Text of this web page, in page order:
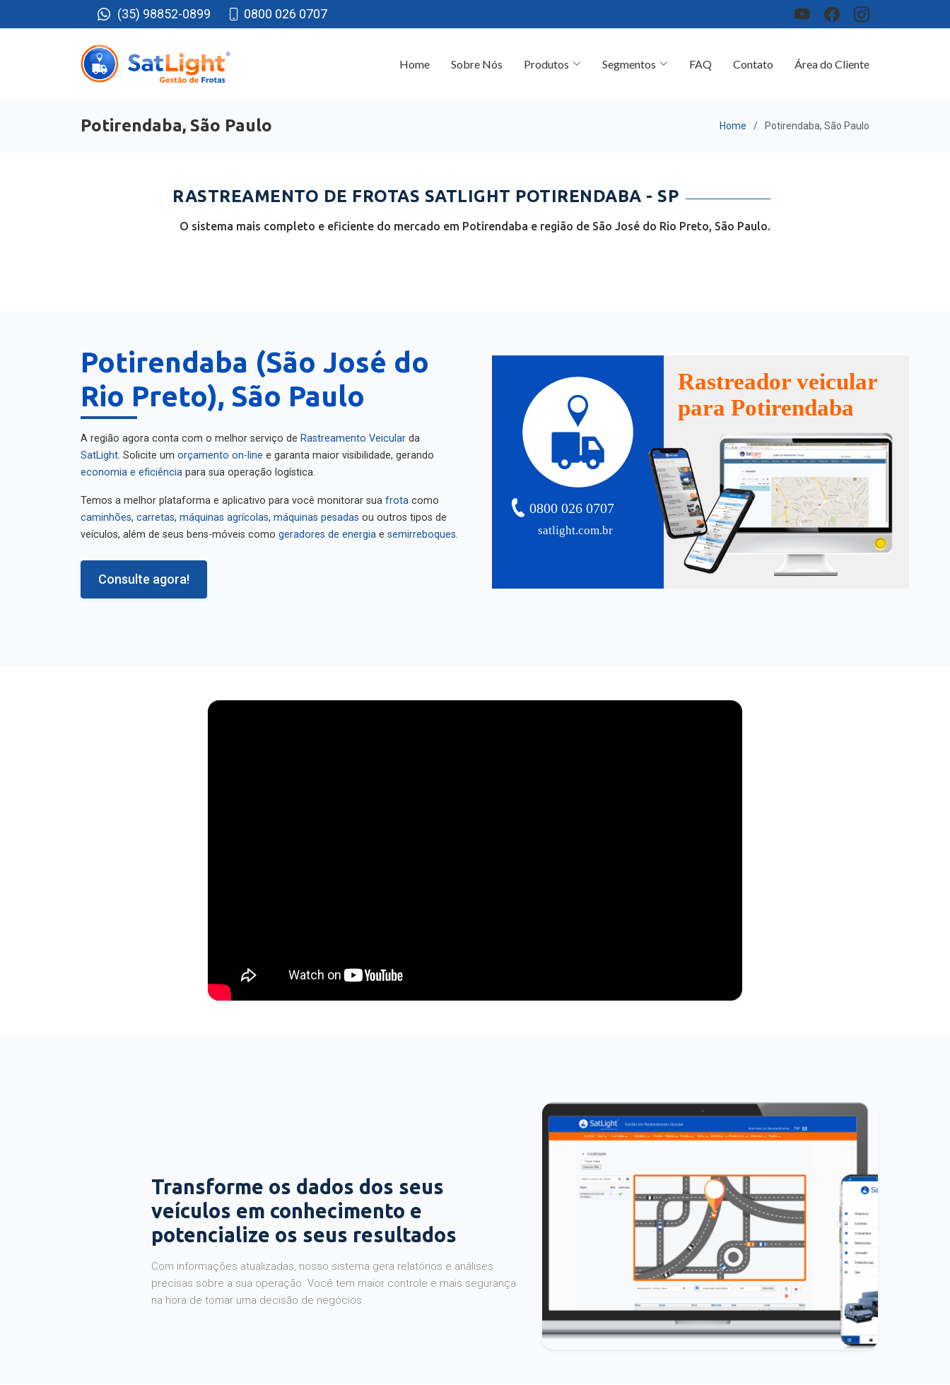
(35) 98852-0899 0800 026 0707
Home Sobre Nós Produtos Segmentos FAQ Contato Área do Cliente
Potirendaba, São Paulo Home Potirendaba, São Paulo
RASTREAMENTO DE FROTAS SATLIGHT POTIRENDABA - SP
O sistema mais completo e eficiente do mercado em Potirendaba e região de São José do Rio Preto, São Paulo.
Potirendaba (São José do
Rio Preto), São Paulo
A região agora conta com o melhor serviço de Rastreamento Veicular da
SatLight. Solicite um orçamento on-line e garanta maior visibilidade, gerando
economia e eficiência para sua operação logística.
Temos a melhor plataforma e aplicativo para você monitorar sua frota como
caminhões, carretas, máquinas agrícolas, máquinas pesadas ou outros tipos de
veículos, além de seus bens-móveis como geradores de energia e semirreboques.
Consulte agora!
satlight.com.br
0800 026 0707
Rastreador veicular
para Potirendaba
Transforme os dados dos seus
veículos em conhecimento e
potencialize os seus resultados
Com informações atualizadas, nosso sistema gera relatórios e análises
precisas sobre a sua operação. Você tem maior controle e mais segurança
na hora de tomar uma decisão de negócios.